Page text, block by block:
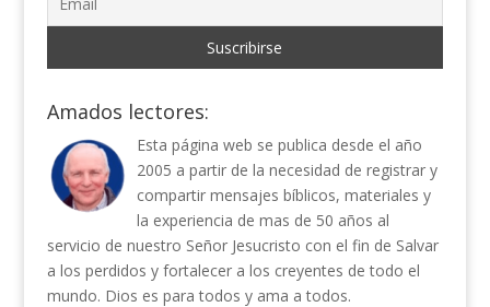
Amados lectores:
Esta página web se publica desde el año
2005 a partir de la necesidad de registrar y
compartir mensajes bíblicos, materiales y
la experiencia de mas de 50 años al
servicio de nuestro Señor Jesucristo con el fin de Salvar
a los perdidos y fortalecer a los creyentes de todo el
mundo. Dios es para todos y ama a todos.